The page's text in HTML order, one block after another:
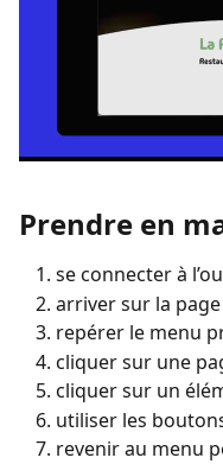
Prendre en
se connecter à
arriver sur la page
repérer le menu
cliquer sur une
cliquer sur un
utiliser les
revenir au menu